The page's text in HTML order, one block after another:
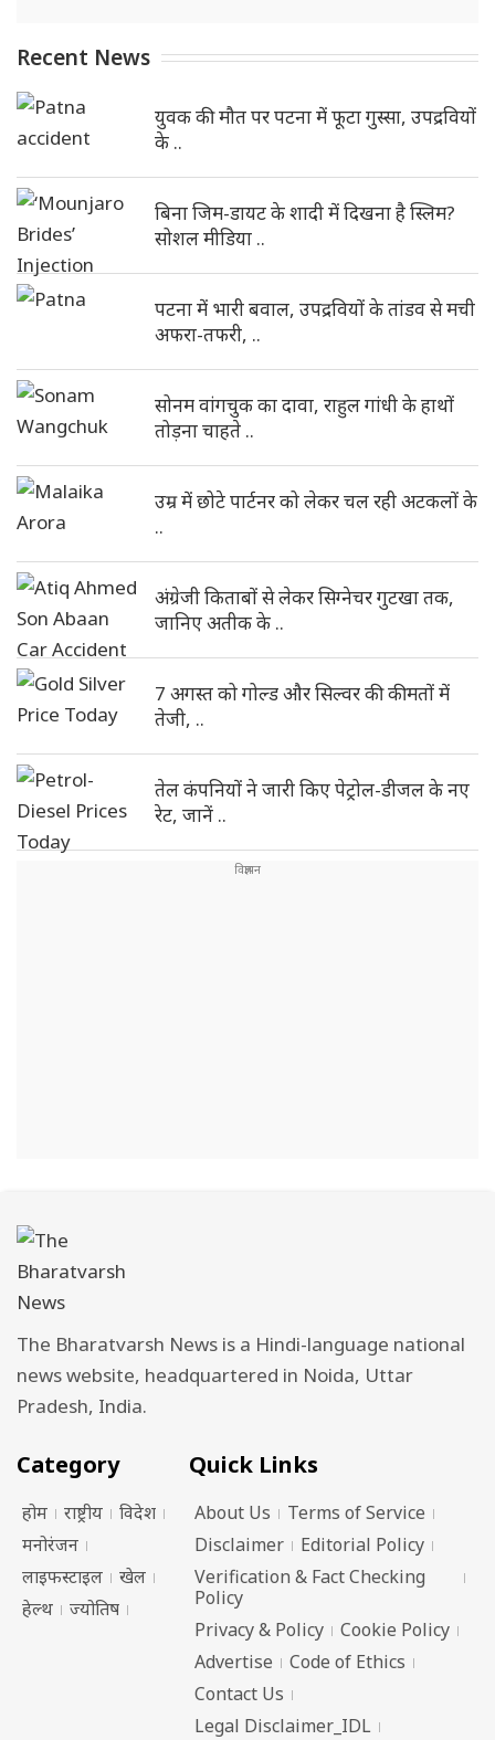
Recent News
युवक की मौत पर पटना में फूटा गुस्सा, उपद्रवियों
के ..
बिना जिम-डायट के शादी में दिखना है स्लिम?
सोशल मीडिया ..
पटना में भारी बवाल, उपद्रवियों के तांडव से मची
अफरा-तफरी, ..
सोनम वांगचुक का दावा, राहुल गांधी के हाथों
तोड़ना चाहते ..
उम्र में छोटे पार्टनर को लेकर चल रही अटकलों के
..
अंग्रेजी किताबों से लेकर सिग्नेचर गुटखा तक,
जानिए अतीक के ..
7 अगस्त को गोल्ड और सिल्वर की कीमतों में
तेजी, ..
तेल कंपनियों ने जारी किए पेट्रोल-डीजल के नए
रेट, जानें ..
The Bharatvarsh News is a Hindi-language national
news website, headquartered in Noida, Uttar
Pradesh, India.
Category
होम राष्ट्रीय
विदेश
मनोरंजन
लाइफस्टाइल
खेल
हेल्थ
ज्योतिष
Quick Links
About Us
Terms of Service
Disclaimer
Editorial Policy
Verification & Fact Checking
Policy
Privacy & Policy
Cookie Policy
Advertise
Code of Ethics
Contact Us
Legal Disclaimer_IDL